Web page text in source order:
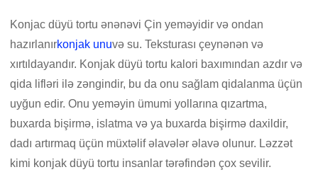
Konjac düyü tortu ənənəvi Çin yeməyidir və ondan
hazırlanırkonjak unuvə su. Teksturası çeynənən və
xırtıldayandır. Konjak düyü tortu kalori baxımından azdır və
qida lifləri ilə zəngindir, bu da onu sağlam qidalanma üçün
uyğun edir. Onu yeməyin ümumi yollarına qızartma,
buxarda bişirmə, islatma və ya buxarda bişirmə daxildir,
dadı artırmaq üçün müxtəlif əlavələr əlavə olunur. Ləzzət
kimi konjak düyü tortu insanlar tərəfindən çox sevilir.